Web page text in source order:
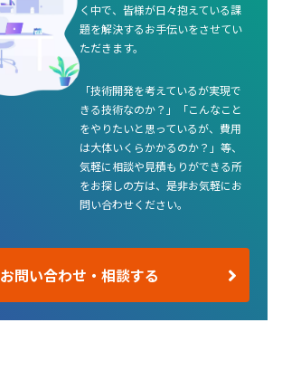
く中で、皆様が日々抱えている課
題を解決するお手伝いをさせてい
ただきます。
「技術開発を考えているが実現で
きる技術なのか？」「こんなこと
をやりたいと思っているが、費用
は大体いくらかかるのか？」等、
気軽に相談や見積もりができる所
をお探しの方は、是非お気軽にお
問い合わせください。
お問い合わせ・相談する